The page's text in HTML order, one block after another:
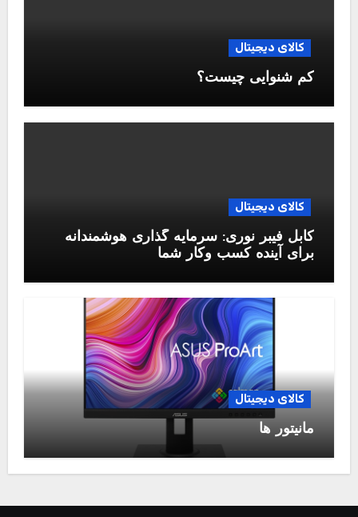
کالای دیجیتال
کم شنوایی چیست؟
کالای دیجیتال
کابل فیبر نوری: سرمایه گذاری هوشمندانه
برای آینده کسب وکار شما
کالای دیجیتال
مانیتور ها